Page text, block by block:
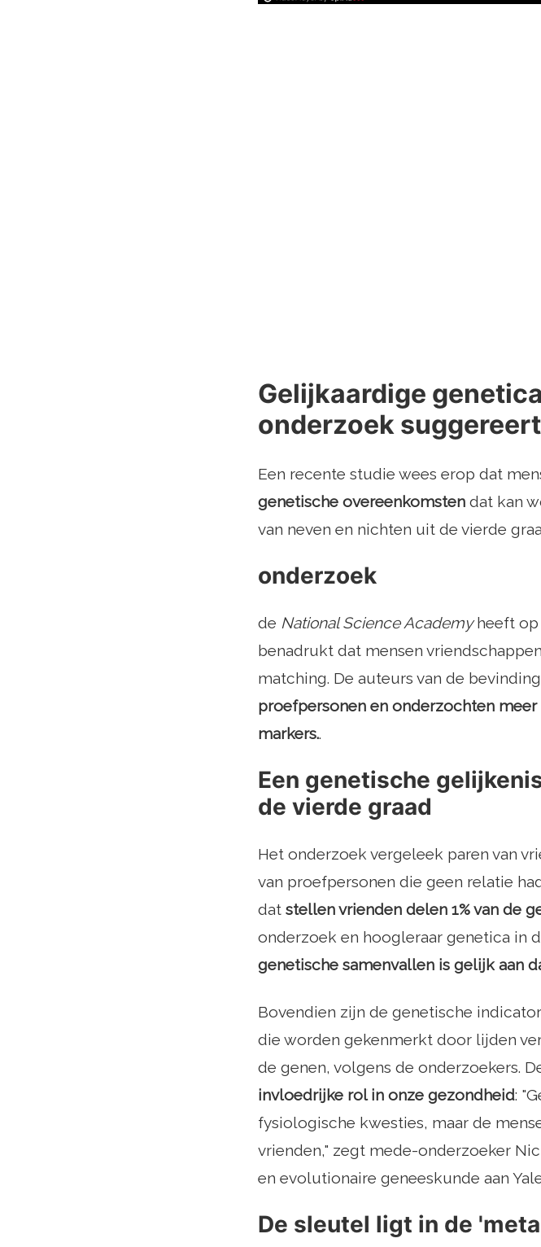
Gelijkaardige
onderzoek
Een recente studie wees erop dat
genetische overeenkomsten dat kan
van neven en nichten uit de vierde
onderzoek
de National Science Academyheeft op
benadrukt dat mensen
matching. De auteurs van de bevinding
proefpersonen en onderzochten
markers..
Een genetische
de vierde graad
Het onderzoek vergeleek paren van
van proefpersonen die geen relatie
dat stellen vrienden delen 1% van de
onderzoek en hoogleraar genetica in
genetische samenvallen is gelijk aan
Bovendien zijn de genetische
die worden gekenmerkt door lijden
de genen, volgens de onderzoekers.
invloedrijke rol in onze gezondheid:
fysiologische kwesties, maar de
vrienden," zegt mede-onderzoeker
en evolutionaire geneeskunde aan
De sleutel ligt in de